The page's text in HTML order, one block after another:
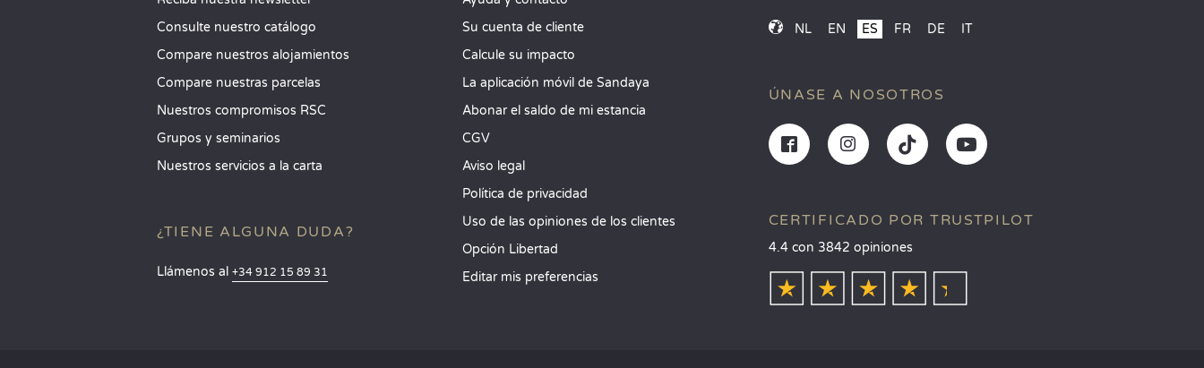
Consulte nuestro catálogo
Compare nuestros alojamientos
Compare nuestras parcelas
Nuestros compromisos RSC
Grupos y seminarios
Nuestros servicios a la carta
¿TIENE ALGUNA DUDA?
Llámenos al +34 912 15 89 31
Su cuenta de cliente
Calcule su impacto
La aplicación móvil de Sandaya
Abonar el saldo de mi estancia
CGV
Aviso legal
Política de privacidad
Uso de las opiniones de los clientes
Opción Libertad
Editar mis preferencias
NL EN ES FR DE IT
ÚNASE A NOSOTROS
CERTIFICADO POR TRUSTPILOT
4.4 con 3842 opiniones